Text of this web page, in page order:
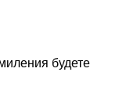
будете